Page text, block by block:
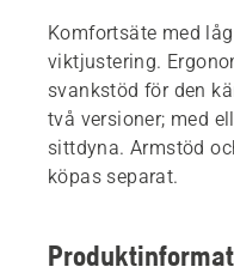
Komfortsäte med
viktjustering.
svankstöd för den
två versioner; med
sittdyna. Armstöd
köpas separat.